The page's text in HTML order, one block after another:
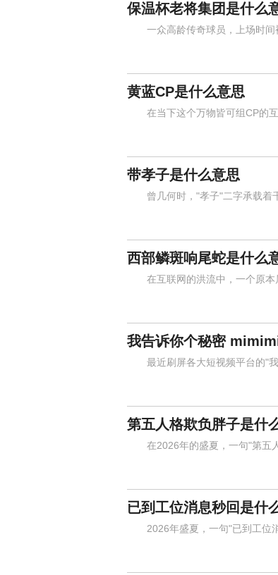
保温杯老将集团是什么
一众高龄传奇球员，上场时间
黄蓝CP是什么意思
在当下这个万物皆可组CP的互
带孝子是什么意思
曾几何时，"孝子"二字承载着
西部鳞斑响尾蛇是什么
在互联网的洪流中，一个原本
我告诉你个秘密
最近刷屏各大短视频平台的"我
第五人格欺负胖子是什
在2026年的盛夏，一句"第五
已到工位消息秒回是什
2026年盛夏，一句"已到工位